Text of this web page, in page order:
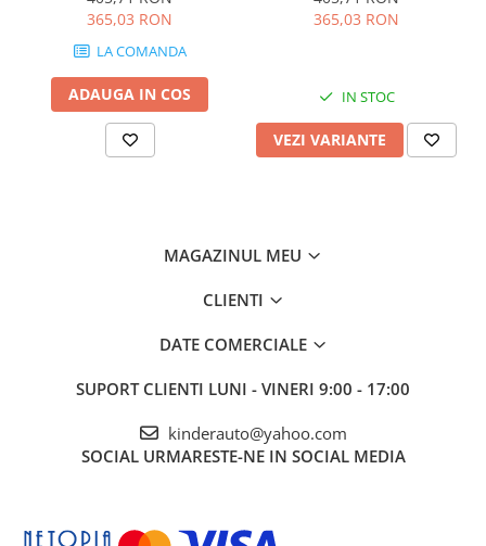
365,03 RON
LA COMANDA
ADAUGA IN COS
365,03 RON
IN STOC
VEZI VARIANTE
MAGAZINUL MEU
CLIENTI
DATE COMERCIALE
SUPORT CLIENTI LUNI - VINERI 9:00 - 17:00
kinderauto@yahoo.com
SOCIAL URMARESTE-NE IN SOCIAL MEDIA